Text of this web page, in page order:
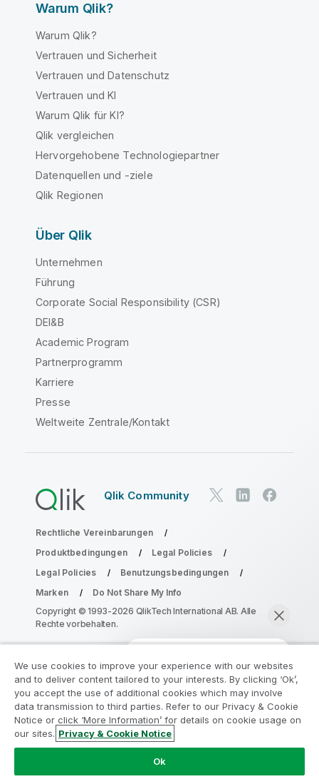
Warum Qlik?
Warum Qlik?
Vertrauen und Sicherheit
Vertrauen und Datenschutz
Vertrauen und KI
Warum Qlik für KI?
Qlik vergleichen
Hervorgehobene Technologiepartner
Datenquellen und -ziele
Qlik Regionen
Über Qlik
Unternehmen
Führung
Corporate Social Responsibility (CSR)
DEI&B
Academic Program
Partnerprogramm
Karriere
Presse
Weltweite Zentrale/Kontakt
Qlik Community
Rechtliche Vereinbarungen
Produktbedingungen
Legal Policies
Legal Policies
Benutzungsbedingungen
Marken
Do Not Share My Info
Copyright © 1993-2026 QlikTech International AB. Alle
Rechte vorbehalten.
Nehmen Sie am Analyse-
Modernisierungsprogramm teil
Modernisieren Sie mit dem Analyse-
Modernisierungsprogramm, ohne Ihre wertvollen
QlikView-Apps zu gefährden.
Informationen oder kontaktieren Sie uns:
We use cookies to improve your experience with our websites
and to deliver content tailored to your interests. By clicking ‘Ok’,
you accept the use of additional cookies which may involve
data transmission to third parties. Refer to our Privacy & Cookie
Notice or click ‘More Information’ for details on cookie usage on
our sites. Privacy & Cookie Notice
Ok